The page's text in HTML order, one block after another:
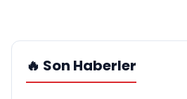
🔥 Son Haberler